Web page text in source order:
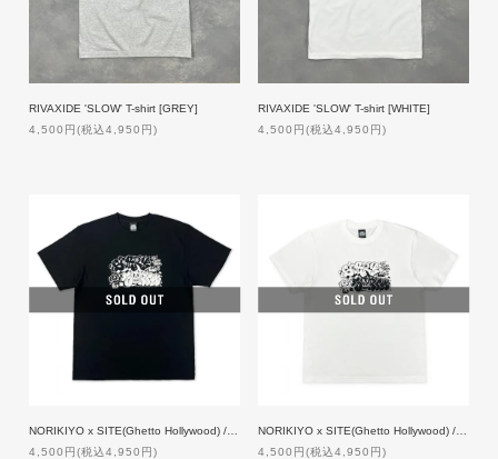
RIVAXIDE 'SLOW' T-shirt [GREY]
4,500円(税込4,950円)
RIVAXIDE 'SLOW' T-shirt [WHITE]
4,500円(税込4,950円)
4,500円(税込4,950円)
4,500円(税込4,950円)